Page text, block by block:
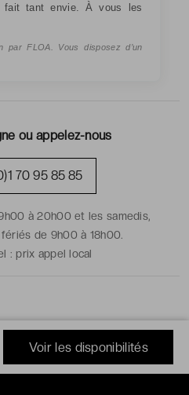
ou appelez-nous
70 95 85 85
à 20h00 et les samedis,
de 9h00 à 18h00.
:prix appel local
fait tant envie. À vous les
par FLOA. Vous disposez d’un
Voir les disponibilités